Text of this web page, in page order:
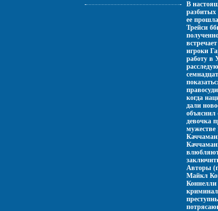
В
разбитых
ее
Трейси
игроки
работу в
когда
дали
объяснил
девочка
мужестве
Авторы
Майкл
Коннелли